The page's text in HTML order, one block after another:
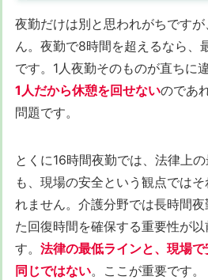
夜勤だけは別と思われがちです
ん。夜勤で8時間を超えるなら、
です。1人夜勤そのものが直ちに
1人だから休憩を回せないのであ
問題です。
とくに16時間夜勤では、法律上
も、現場の安全という観点では
れません。介護分野では長時間
た回復時間を確保する重要性が
す。 法律の最低ラインと、現場
同じではない。ここが重要です。